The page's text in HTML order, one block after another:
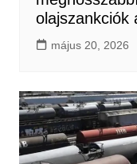
olajszankciók
május 20, 2026